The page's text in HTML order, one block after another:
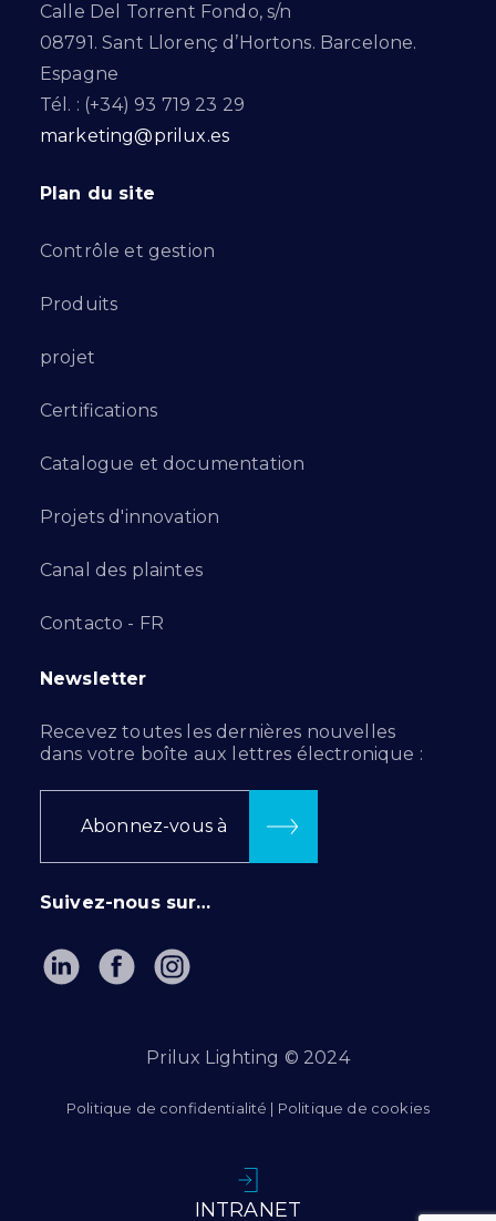
Calle Del Torrent Fondo, s/n
08791. Sant Llorenç d’Hortons. Barcelone.
Espagne
Tél. : (+34) 93 719 23 29
marketing@prilux.es
Plan du site
Contrôle et gestion
Produits
projet
Certifications
Catalogue et documentation
Projets d'innovation
Canal des plaintes
Contacto - FR
Newsletter
Recevez toutes les dernières nouvelles
dans votre boîte aux lettres électronique :
Abonnez-vous à
Suivez-nous sur…
Prilux Lighting © 2024
Politique de confidentialité | Politique de cookies
INTRANET